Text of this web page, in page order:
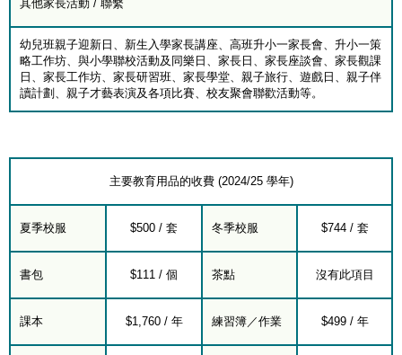
其他家長活動 / 聯繫
幼兒班親子迎新日、新生入學家長講座、高班升小一家長會、升小一策
略工作坊、與小學聯校活動及同樂日、家長日、家長座談會、家長觀課
日、家長工作坊、家長研習班、家長學堂、親子旅行、遊戲日、親子伴
讀計劃、親子才藝表演及各項比賽、校友聚會聯歡活動等。
主要教育用品的收費 (2024/25 學年)
夏季校服 $500 / 套 冬季校服 $744 / 套
書包 $111 / 個 茶點 沒有此項目
課本 $1,760 / 年 練習簿／作業 $499 / 年